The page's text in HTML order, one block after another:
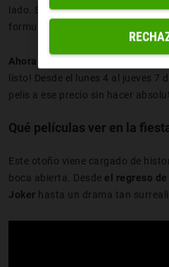
lado. Sí, antes teníamos que
formularios y todo el rollo, pero ya
Ahora solo tienes que ir al cine
listo! Desde el lunes 4 al jueves 7
pelis a ese precio sin hacer
Qué películas ver en la
Este otoño viene cargado de
boca abierta. Desde el regreso
Joker hasta un drama tan